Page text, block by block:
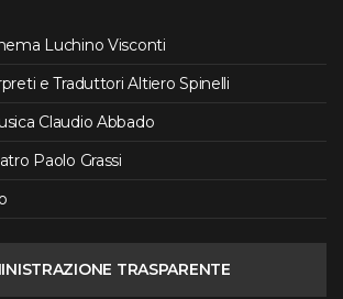
Luchino Visconti
e Traduttori Altiero Spinelli
Claudio Abbado
Paolo Grassi
TRASPARENTE